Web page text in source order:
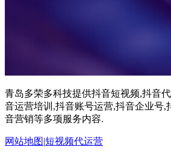
青岛多荣多科技提供抖音短视频,抖音
音运营培训,抖音账号运营,抖音企业号,
音营销等多项服务内容.
网站地图|短视频代运营